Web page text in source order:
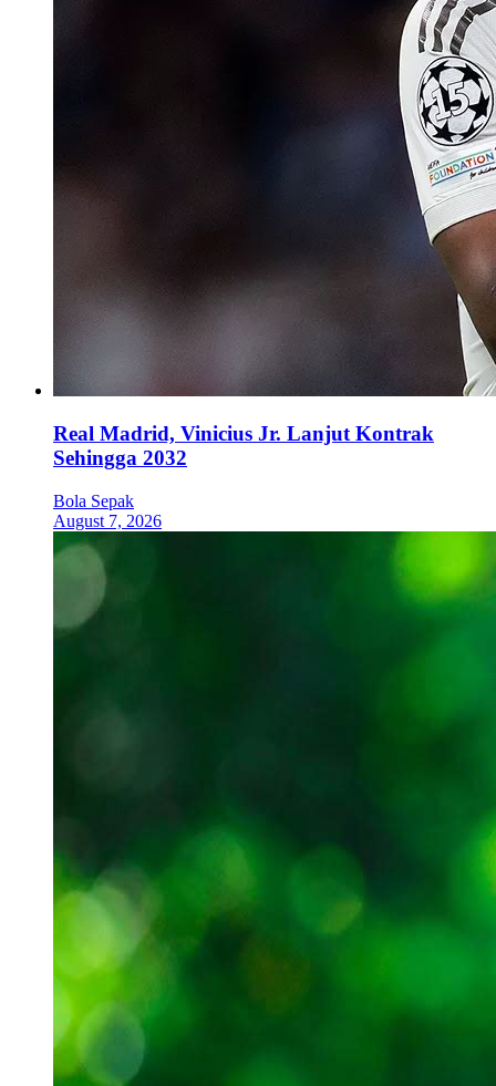
Real Madrid, Vinicius Jr. Lanjut Kontrak
Sehingga 2032
Bola Sepak
August 7, 2026